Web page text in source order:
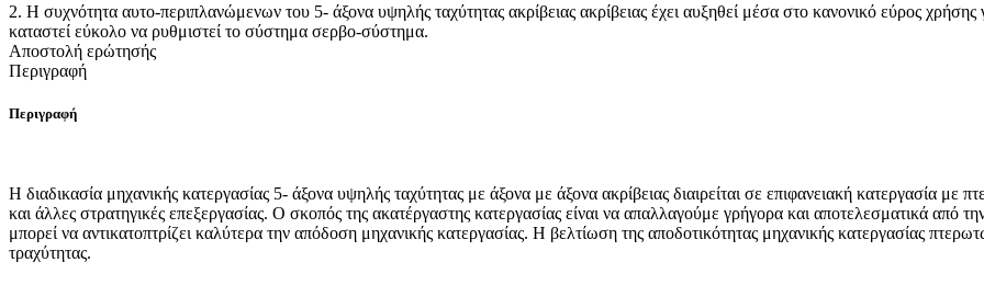
2. Η συχνότητα αυτο-περιπλανώμενων του 5- άξονα υψηλής ταχύτητας ακρίβειας ακρίβειας έχει αυξηθεί μέσα στο κανονικό εύρος
καταστεί εύκολο να ρυθμιστεί το σύστημα σερβο-σύστημα.
Αποστολή ερώτησής
Περιγραφή
Περιγραφή
Η διαδικασία μηχανικής κατεργασίας 5- άξονα υψηλής ταχύτητας με άξονα με άξονα ακρίβειας διαιρείται σε επιφανειακή κατεργασία με
και άλλες στρατηγικές επεξεργασίας. Ο σκοπός της ακατέργαστης κατεργασίας είναι να απαλλαγούμε γρήγορα και αποτελεσματικά από
μπορεί να αντικατοπτρίζει καλύτερα την απόδοση μηχανικής κατεργασίας. Η βελτίωση της αποδοτικότητας μηχανικής κατεργασίας
τραχύτητας.